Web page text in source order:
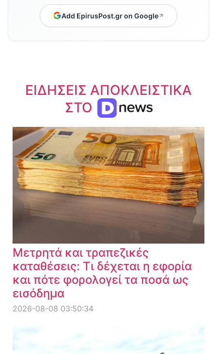
Add EpirusPost.gr on Google
ΕΙΔΗΣΕΙΣ ΑΠΟΚΛΕΙΣΤΙΚΑ
ΣΤΟ
Μετρητά και τραπεζικές
καταθέσεις: Τι δέχεται η εφορία
και πότε φορολογεί τα ποσά ως
εισόδημα
2026-08-08 03:50:34